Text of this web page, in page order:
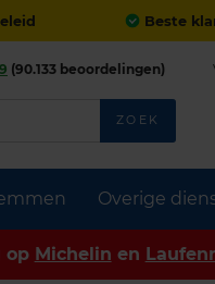
Beste
Overige
(90.133 beoordelingen)
ZOEK
op Michelin en